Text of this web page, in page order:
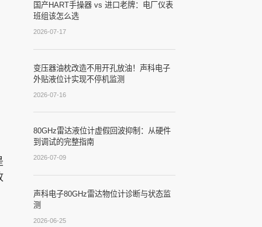
国产HART手操器 vs 进口老牌：电厂仪表
班组该怎么选
2026-07-17
变压器油枕改造不用开孔放油！声科电子
外贴液位计实现不停机监测
2026-07-16
80GHz雷达液位计虚假回波抑制：从硬件
到调试的完整指南
2026-07-09
声科电子80GHz雷达物位计诊断与状态监
测
2026-06-25